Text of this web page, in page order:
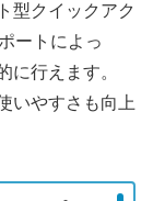
型クイックアク
ートによっ
に行えます。
いやすさも向上